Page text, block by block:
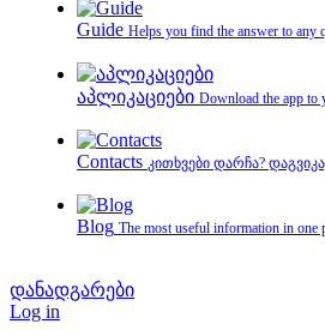
Guide Helps you find the answer to any
აპლიკაციები Download the app to
Contacts კითხვები დარჩა?
Blog The most useful information in one
დანადგარები
Log in